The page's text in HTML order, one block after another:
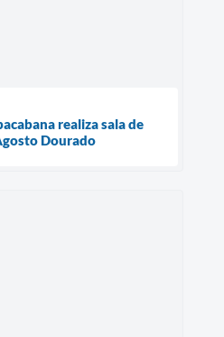
realiza sala de
Dourado